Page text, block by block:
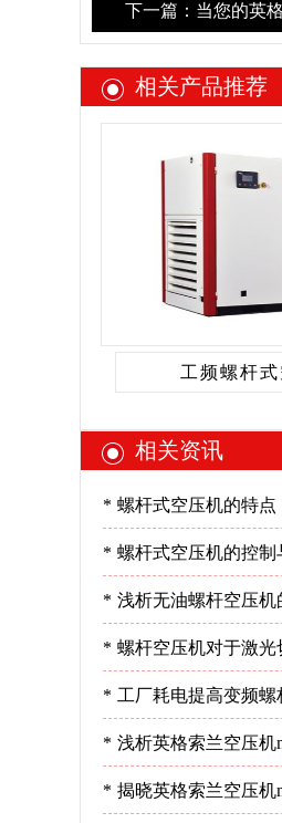
下一篇：当您的英
相关产品推荐
工频螺杆
相关资讯
* 螺杆式空压机的特点
* 螺杆式空压机的控
* 浅析无油螺杆空压机
* 螺杆空压机对于激
圳稳超
* 工厂耗电提高变频
预期节能效果呢？-
* 浅析英格索兰空压机
深圳稳超
* 揭晓英格索兰空压机